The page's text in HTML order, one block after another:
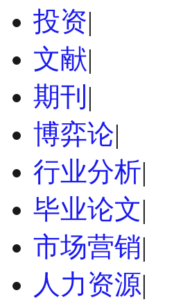
投资|
文献|
期刊 |
博弈论|
行业分析|
毕业论文|
市场营销|
人力资源|